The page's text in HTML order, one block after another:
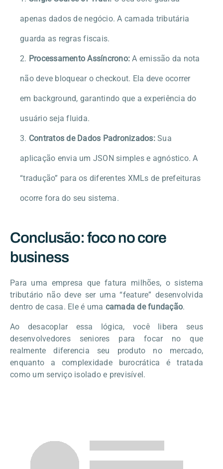
apenas dados de negócio. A camada tributária
guarda as regras fiscais.
Processamento Assíncrono: A emissão da nota
não deve bloquear o checkout. Ela deve ocorrer
em background, garantindo que a experiência do
usuário seja fluida.
Contratos de Dados Padronizados:Sua
aplicação envia um JSON simples e agnóstico. A
“tradução” para os diferentes XMLs de prefeituras
ocorre fora do seu sistema.
Conclusão: foco no core
business
Para uma empresa que fatura milhões, o sistema
tributário não deve ser uma “feature” desenvolvida
dentro de casa. Ele é uma camada de fundação.
Ao desacoplar essa lógica, você libera seus
desenvolvedores seniores para focar no que
realmente diferencia seu produto no mercado,
enquanto a complexidade burocrática é tratada
como um serviço isolado e previsível.